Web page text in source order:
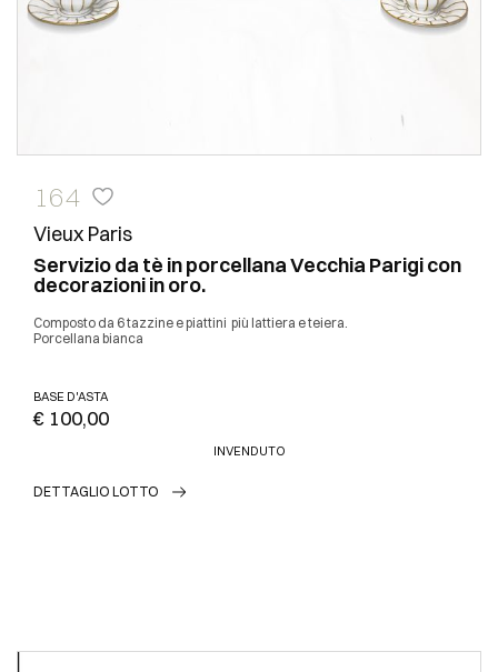
164
Vieux Paris
Servizio da tè in porcellana Vecchia Parigi con
decorazioni in oro.
Composto da 6 tazzine e piattini più lattiera e teiera.
Porcellana bianca
BASE D'ASTA
€ 100,00
INVENDUTO
DETTAGLIO LOTTO